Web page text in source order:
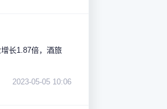
长1.87倍，酒旅
2023-05-05 10:06